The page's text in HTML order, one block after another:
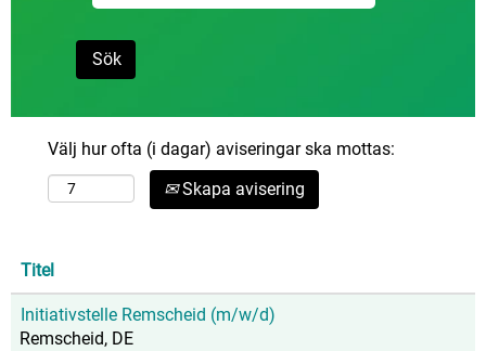
Välj hur ofta (i dagar) aviseringar ska mottas:
Skapa avisering
Titel
Initiativstelle Remscheid (m/w/d)
Remscheid, DE